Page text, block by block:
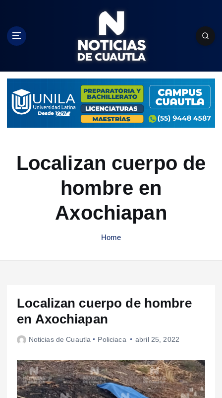
c
Localizan cuerpo de
hombre en
Axochiapan
Home
Localizan cuerpo de hombre
en Axochiapan
Noticias de Cuautla Policiaca abril 25, 2022